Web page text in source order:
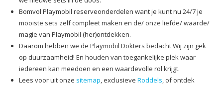
Bomvol Playmobil reserveonderdelen want je kunt nu 24/7 je
mooiste sets zelf compleet maken en de/ onze liefde/ waarde/
magie van Playmobil (her)ontdekken.
Daarom hebben we de Playmobil Dokters bedacht Wij zijn gek
op duurzaamheid! En houden van toegankelijke plek waar
iedereen kan meedoen en een waardevolle rol krijgt.
Lees voor uit onze sitemap , exclusieve Roddels , of ontdek